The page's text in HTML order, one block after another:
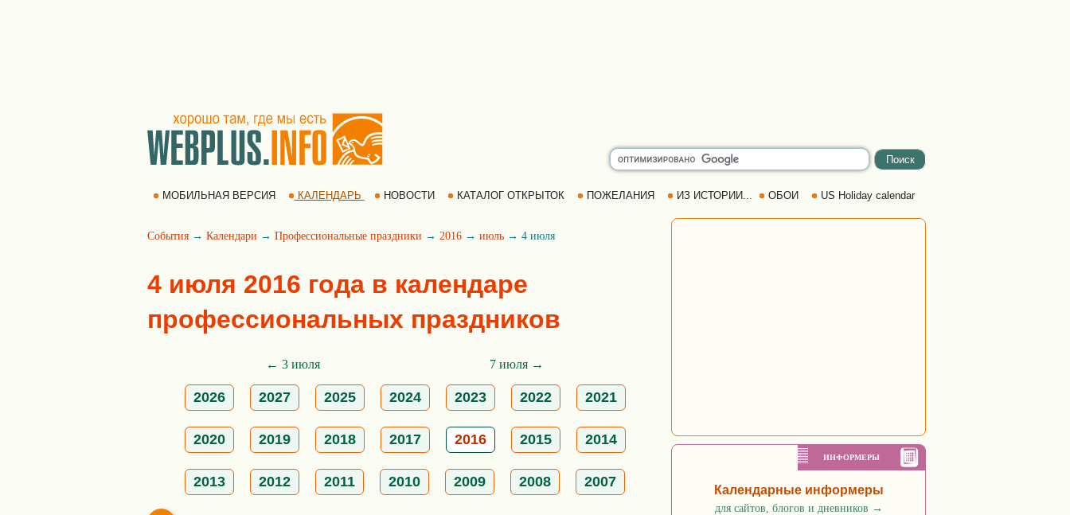
МОБИЛЬНАЯ ВЕРСИЯ КАЛЕНДАРЬ НОВОСТИ КАТАЛОГ ОТКРЫТОК ПОЖЕЛАНИЯ ИЗ ИСТОРИИ... ОБОИ US Holiday calendar
События → Календари → Профессиональные праздники → 2016 → июль → 4 июля
4 июля 2016 года в календаре
профессиональных праздников
← 3 июля 7 июля →
2026 2027 2025 2024 2023 2022 2021
2020 2019 2018 2017 2016 2015 2014
2013 2012 2011 2010 2009 2008 2007
ИНФОРМЕРЫ
Календарные информеры
для сайтов, блогов и дневников →